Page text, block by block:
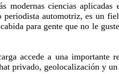
modernas ciencias
automotriz, es un
para gente que no le
accede a una
privado, geolocalización y